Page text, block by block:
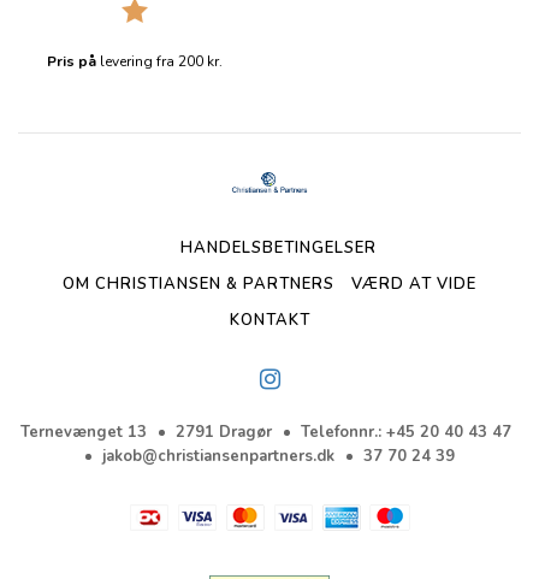
Pris på levering fra 200 kr.
HANDELSBETINGELSER
OM CHRISTIANSEN & PARTNERS
VÆRD AT VIDE
KONTAKT
Ternevænget 13 2791 Dragør Telefonnr.: +45 20 40 43 47
jakob@christiansenpartners.dk
37 70 24 39